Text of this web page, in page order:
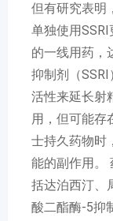
但有研究表明
单独使用
的一线用药，
抑制剂（
活性来延长射
用，但可能存
士持久药物时
能的副作用。
括达泊西汀、
酸二酯酶-5抑